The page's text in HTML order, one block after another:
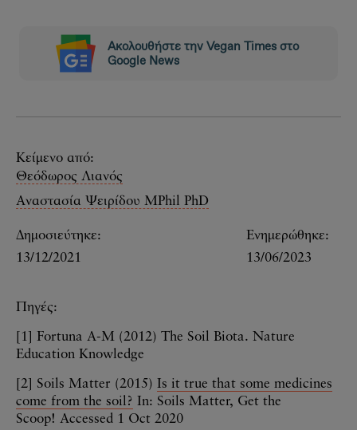
Ακολουθήστε την Vegan Times στο
Google News
Κείμενο από:
Θεόδωρος Λιανός
Αναστασία Ψειρίδου MPhil PhD
Δημοσιεύτηκε:
13/12/2021
Ενημερώθηκε:
13/06/2023
Πηγές:
[1] Fortuna A-M (2012) The Soil Biota. Nature
Education Knowledge
[2] Soils Matter (2015) Is it true that some medicines
come from the soil? In: Soils Matter, Get the
Scoop! Accessed 1 Oct 2020